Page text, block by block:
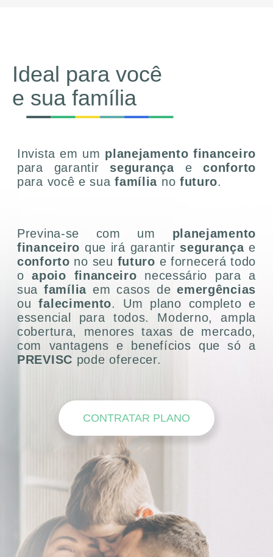
Ideal para você
e sua família
Invista em um planejamento financeiro
para garantir segurançaeconforto
para você e suafamília no futuro.
Previna-se com um planejamento
financeiro que irá garantir segurançae
conforto no seu futuro e fornecerá todo
oapoio financeiro necessário para a
suafamília em casos deemergências
oufalecimento. Um plano completo e
essencial para todos. Moderno, ampla
cobertura, menores taxas de mercado,
com vantagens e benefícios que só a
PREVISC pode oferecer.
CONTRATAR PLANO